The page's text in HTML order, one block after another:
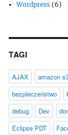
hentry
Wordpress (6)
TAGI
AJAX amazon
bezpieczeństwo
debug
Dev
Eclipse PDT